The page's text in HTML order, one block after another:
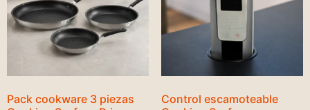
Pack cookware 3 piezas
Control escamoteable